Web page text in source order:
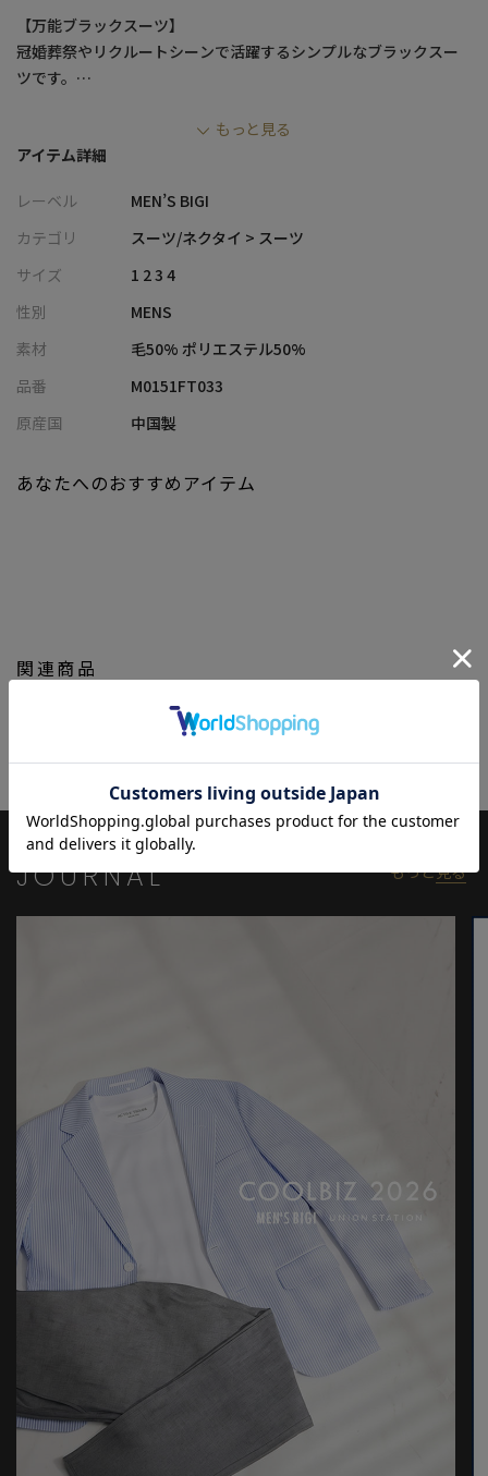
【万能ブラックスーツ】
冠婚葬祭やリクルートシーンで活躍するシンプルなブラックスー
ツです。
いシルエットを長時間キープ。
さらに、上品な光沢感と快適な着心地を兼ね備え、フォーマルか
【素材/デザイン】
性を兼ね備えています。強度が高く、静電気が起きにくいため、
快適な着心地を提供します。
スリムすぎず程よく身体に沿うシルエットで、洗練された印象を
与えます。
パンツの股グリ部分には滑脱防止テープを施し、耐久性を強化。
※照明・光の加減、PCやスマートフォンなどの環境により、製品
と画像のカラーの見え方が異なる場合がございます。
※画像はサンプルのため、色味やサイズ等の仕様が変更になる場
個体差が生じる場合がございます。
もっと見る
アイテム詳細
レーベル
MEN’S BIGI
カテゴリ
スーツ/ネクタイ > スーツ
サイズ
1 2 3 4
性別
MENS
素材
毛50% ポリエステル50%
品番
M0151FT033
原産国
中国製
関連商品
あなたへのおすすめアイテム
JOURNAL もっと見る